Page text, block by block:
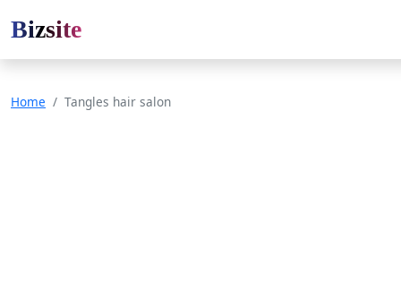
Bizsite
Home Tangles hair salon